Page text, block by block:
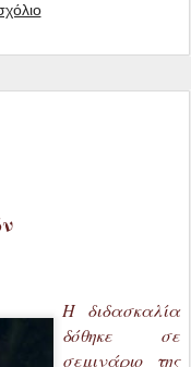
κέντρο
τουBodhi
Path
στη Βιρτζίνια,